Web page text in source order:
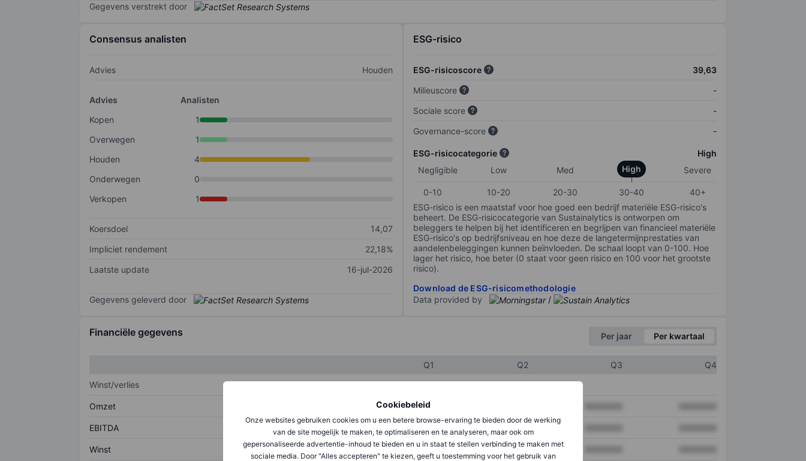
Cookiebeleid
Onze websites gebruiken cookies om u een betere browse-ervaring te bieden door de werking
van de site mogelijk te maken, te optimaliseren en te analyseren, maar ook om
gepersonaliseerde advertentie-inhoud te bieden en u in staat te stellen verbinding te maken met
sociale media. Door "Alles accepteren" te kiezen, geeft u toestemming voor het gebruik van
Gegevens verstrekt door
Consensus analisten
Advies Houden
Advies
Analisten
Kopen
1
Overwegen
1
Houden
4
Onderwegen
0
Verkopen
1
Koersdoel
14,07
Impliciet rendement
22,18%
Laatste update
16-jul-2026
Gegevens geleverd door
ESG-risico
ESG-risicoscore
39,63
Milieuscore
-
Sociale score
-
Governance-score
-
ESG-risicocategorie
High
Negligible
Low Med High Severe
0-10 10-20 20-30 30-40
40+
ESG-risico is een maatstaf voor hoe goed een bedrijf materiële ESG-risico's
beheert. De ESG-risicocategorie van Sustainalytics is ontworpen om
beleggers te helpen bij het identificeren en begrijpen van financieel materiële
ESG-risico's op bedrijfsniveau en hoe deze de langetermijnprestaties van
aandelenbeleggingen kunnen beïnvloeden. De schaal loopt van 0-100. Hoe
lager het risico, hoe beter (0 staat voor geen risico en 100 voor het grootste
risico).
Download de ESG-risicomethodologie
Data provided by
/
Financiële gegevens Per jaar Per kwartaal
Q1 Q2 Q3
Q4
Winst/verlies
Omzet XXXXXXX
EBITDA XXXXXXX XXXXXXX
Winst XXXXXXX XXXXXXX